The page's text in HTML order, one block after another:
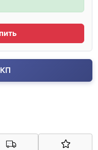
Арконт-Мед